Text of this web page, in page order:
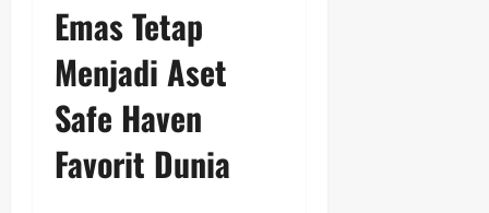
Emas Tetap
Menjadi Aset
Safe Haven
Favorit Dunia